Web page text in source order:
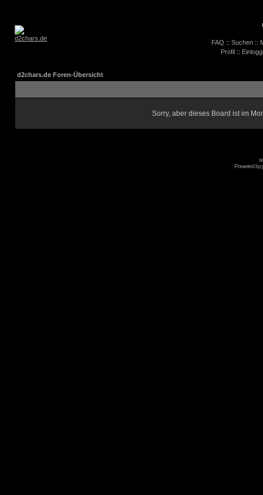
FAQ :: Suchen ::
Profil::
d2chars.de Foren-Übersicht
Sorry, aber dieses Board ist im
Powered by